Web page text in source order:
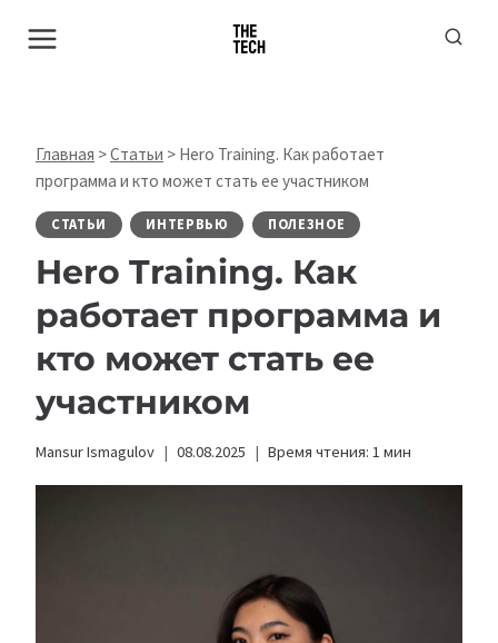
Главная >Статьи > Hero Training. Как работает
программа и кто может стать ее участником
СТАТЬИ ИНТЕРВЬЮ ПОЛЕЗНОЕ
Hero Training. Как
работает программа и
кто может стать ее
участником
Mansur Ismagulov 08.08.2025 Время чтения: 1 мин